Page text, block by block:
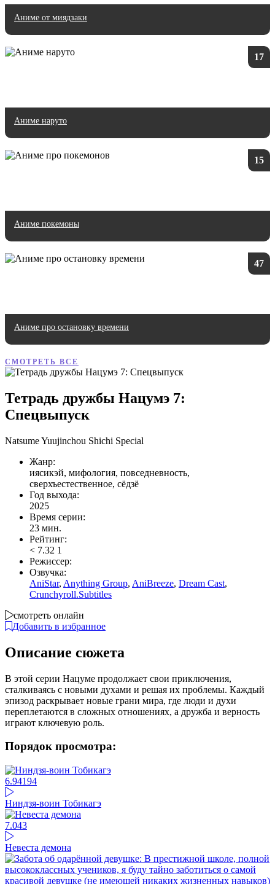
Аниме от миядзаки
17
Аниме наруто
15
Аниме покемоны
47
Аниме про остановку времени
СМОТРЕТЬ ВСЕ
Тетрадь дружбы Нацумэ 7:
Спецвыпуск
Natsume Yuujinchou Shichi Special
Жанр:
иясикэй, мифология, повседневность,
сверхъестественное, сёдзё
Год выхода:
2025
Время серии:
23 мин.
Рейтинг:
< 7.32 1
Режиссер:
Озвучка:
AniStar, Anything Group, AniBreeze, Dream Cast,
Crunchyroll.Subtitles
смотреть онлайн
Добавить в избранное
Описание сюжета
В этой серии Нацуме продолжает свои приключения,
сталкиваясь с новыми духами и решая их проблемы. Каждый
эпизод раскрывает новые грани мира, где люди и духи
переплетаются в сложных отношениях, а дружба и верность
играют ключевую роль.
Порядок просмотра:
6.94194
Ниндзя-воин Тобикагэ
7.043
Невеста демона